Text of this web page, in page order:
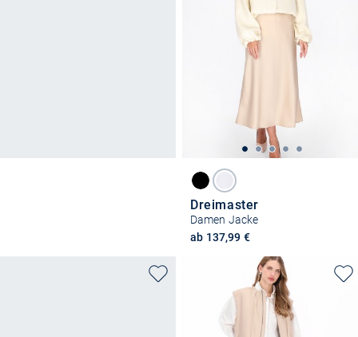
Dreimaster
Damen Jacke
ab 137,99 €